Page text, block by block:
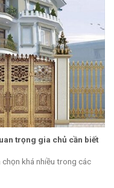
trọng gia chủ cần biết
khá nhiều trong các